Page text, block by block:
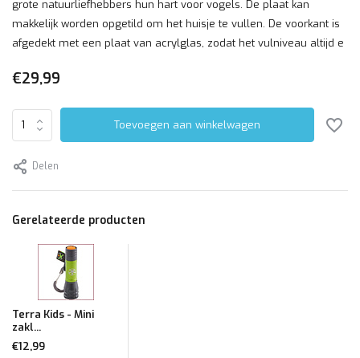
grote natuurliefhebbers hun hart voor vogels. De plaat kan
makkelijk worden opgetild om het huisje te vullen. De voorkant is
afgedekt met een plaat van acrylglas, zodat het vulniveau altijd e
€29,99
Toevoegen aan winkelwagen
Delen
Gerelateerde producten
Terra Kids - Mini
zakl...
€12,99